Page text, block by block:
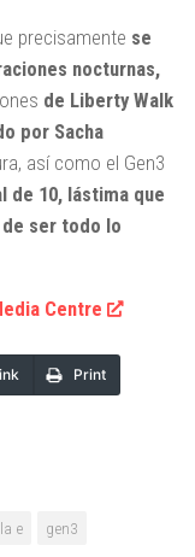
precisamente se
nocturnas,
de Liberty Walk
por Sacha
así como el Gen3
de 10, lástima que
ser todo lo
Centre
Print
e gen3